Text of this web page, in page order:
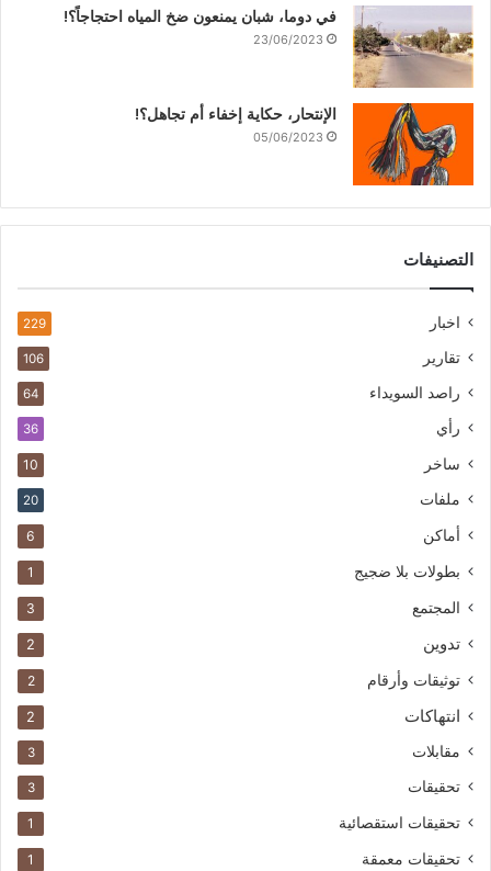
في دوما، شبان يمنعون ضخ المياه احتجاجاً؟!
23/06/2023
الإنتحار، حكاية إخفاء أم تجاهل؟!
05/06/2023
التصنيفات
اخبار 229
تقارير 106
راصد السويداء 64
رأي 36
ساخر 10
ملفات 20
أماكن 6
بطولات بلا ضجيج 1
المجتمع 3
تدوين 2
توثيقات وأرقام 2
انتهاكات 2
مقابلات 3
تحقيقات 3
تحقيقات استقصائية 1
تحقيقات معمقة 1